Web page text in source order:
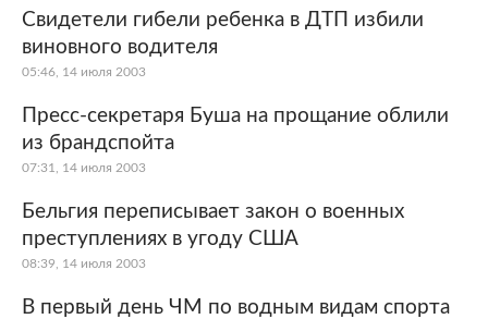
Свидетели гибели ребенка в ДТП избили
виновного водителя
05:46, 14 июля 2003
Пресс-секретаря Буша на прощание облили
из брандспойта
07:31, 14 июля 2003
Бельгия переписывает закон о военных
преступлениях в угоду США
08:39, 14 июля 2003
В первый день ЧМ по водным видам спорта